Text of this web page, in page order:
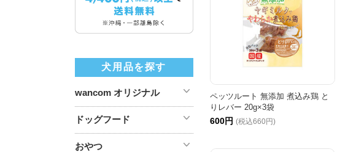
ペッツルート 無添加 煮込み鶏 と
りレバー 20g×3袋
600円 (税込660円)
犬用品を探す
wancom オリジナル
ドッグフード
おやつ